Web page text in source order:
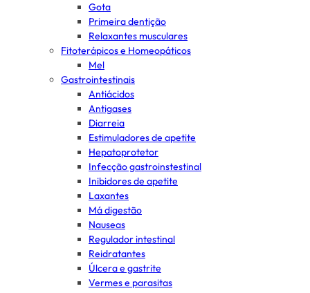
Gota
Primeira dentição
Relaxantes musculares
Fitoterápicos e Homeopáticos
Mel
Gastrointestinais
Antiácidos
Antigases
Diarreia
Estimuladores de apetite
Hepatoprotetor
Infecção gastroinstestinal
Inibidores de apetite
Laxantes
Má digestão
Nauseas
Regulador intestinal
Reidratantes
Úlcera e gastrite
Vermes e parasitas